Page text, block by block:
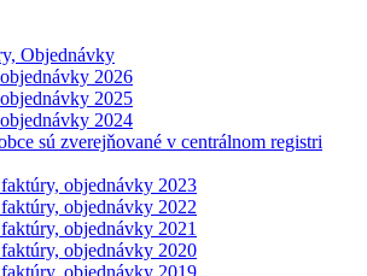
Objednávky
2026
2025
2024
sú zverejňované v centrálnom registri
objednávky 2023
objednávky 2022
objednávky 2021
objednávky 2020